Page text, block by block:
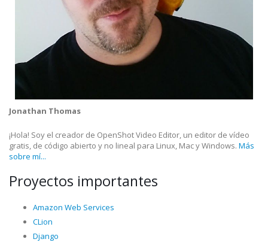
Jonathan Thomas
¡Hola! Soy el creador de OpenShot Video Editor, un editor de vídeo
gratis, de código abierto y no lineal para Linux, Mac y Windows. Más
sobre mí...
Proyectos importantes
Amazon Web Services
CLion
Django